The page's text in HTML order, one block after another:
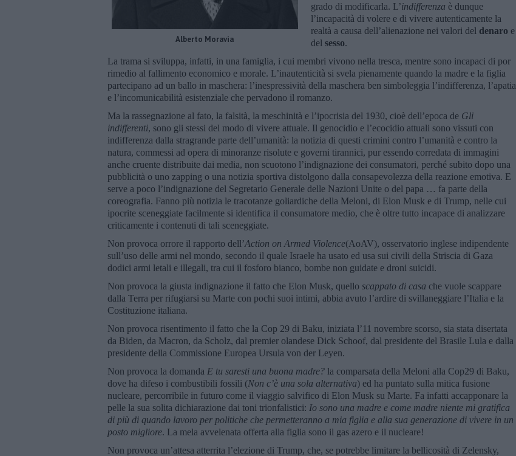
Alberto Moravia
grado di modificarla. L’indifferenza è dunque
l’incapacità di volere e di vivere autenticamente la
realtà a causa dell’alienazione nei valori del denaro e
del sesso.
La trama si sviluppa, infatti, in una famiglia, i cui membri vivono nella tresca, mentre sono incapaci di por
rimedio al fallimento economico e morale. L’inautenticità si svela pienamente quando la madre e la figlia
partecipano ad un ballo in maschera: l’inespressività della maschera ben simboleggia l’indifferenza, l’apatia
e l’incomunicabilità esistenziale che pervadono il romanzo.
Ma la rassegnazione al fato, la falsità, la meschinità e l’ipocrisia del 1930, cioè dell’epoca de Gli
indifferenti, sono gli stessi del modo di vivere attuale. Il genocidio e l’ecocidio attuali sono vissuti con
indifferenza dalla stragrande parte dell’umanità: la notizia di questi crimini contro l’umanità e contro la
natura, commessi ad opera di minoranze risolute e governi tirannici, pur essendo corredata di immagini
anche cruente distribuite dai media, non scuotono l’indignazione dei consumatori, perché subito dopo una
pubblicità o uno zapping o una notizia sportiva distolgono dalla consapevolezza della reazione emotiva. E
serve a poco l’indignazione del Segretario Generale delle Nazioni Unite o del papa … fa parte della
coreografia. Fanno più notizia le tracotanze goliardiche della Meloni, di Elon Musk e di Trump, nelle cui
ipocrite sceneggiate facilmente si identifica il consumatore medio, che è oltre tutto incapace di analizzare
criticamente i contenuti di tali sceneggiate.
Non provoca orrore il rapporto dell’Action on Armed Violence(AoAV), osservatorio inglese indipendente
sull’uso delle armi nel mondo, secondo il quale Israele ha usato ed usa sui civili della Striscia di Gaza
dodici armi letali e illegali, tra cui il fosforo bianco, bombe non guidate e droni suicidi.
Non provoca la giusta indignazione il fatto che Elon Musk, quello scappato di casa che vuole scappare
dalla Terra per rifugiarsi su Marte con pochi suoi intimi, abbia avuto l’ardire di svillaneggiare l’Italia e la
Costituzione italiana.
Non provoca risentimento il fatto che la Cop 29 di Baku, iniziata l’11 novembre scorso, sia stata disertata
da Biden, da Macron, da Scholz, dal premier olandese Dick Schoof, dal presidente del Brasile Lula e dalla
presidente della Commissione Europea Ursula von der Leyen.
Non provoca la domanda E tu saresti una buona madre? la comparsata della Meloni alla Cop29 di Baku,
dove ha difeso i combustibili fossili (Non c’è una sola alternativa) ed ha puntato sulla mitica fusione
nucleare, percorribile in futuro come il viaggio salvifico di Elon Musk su Marte. Fa infatti accapponare la
pelle la sua solita dichiarazione dai toni trionfalistici: Io sono una madre e come madre niente mi gratifica
di più di quando lavoro per politiche che permetteranno a mia figlia e alla sua generazione di vivere in un
posto migliore. La mela avvelenata offerta alla figlia sono il gas azero e il nucleare!
Non provoca un’attesa atterrita l’elezione di Trump, che, se potrebbe limitare la bellicosità di Zelensky,